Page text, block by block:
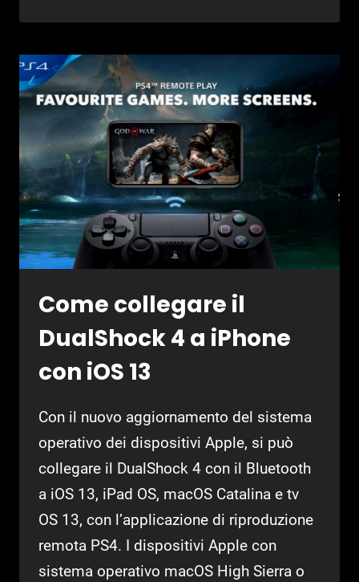
IL
BACK
BUTTON
ATTACHMENT
Come collegare il
DualShock 4 a iPhone
con iOS 13
Con il nuovo aggiornamento del sistema
operativo dei dispositivi Apple, si può
collegare il DualShock 4 con il Bluetooth
a iOS 13, iPad OS, macOS Catalina e tv
OS 13, con l’applicazione di riproduzione
remota PS4. I dispositivi Apple con
sistema operativo macOS High Sierra o